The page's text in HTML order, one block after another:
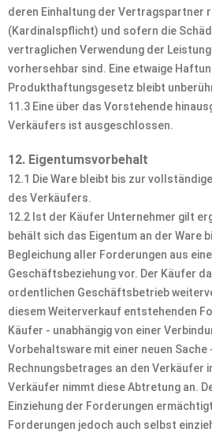
deren Einhaltung der Vertragspartner
(Kardinalspflicht) und sofern die
vertraglichen Verwendung der
vorhersehbar sind. Eine etwaige
Produkthaftungsgesetz bleibt
11.3 Eine über das Vorstehende
Verkäufers ist ausgeschlossen.
12. Eigentumsvorbehalt
12.1 Die Ware bleibt bis zur
des Verkäufers.
12.2 Ist der Käufer Unternehmer gilt
behält sich das Eigentum an der Ware
Begleichung aller Forderungen aus
Geschäftsbeziehung vor. Der Käufer
ordentlichen Geschäftsbetrieb
diesem Weiterverkauf entstehenden
Käufer - unabhängig von einer
Vorbehaltsware mit einer neuen Sache
Rechnungsbetrages an den Verkäufer
Verkäufer nimmt diese Abtretung an.
Einziehung der Forderungen
Forderungen jedoch auch selbst